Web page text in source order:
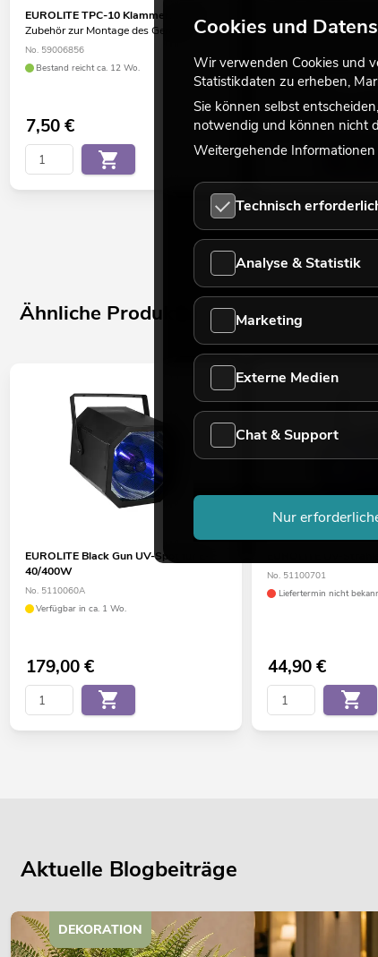
EUROLITE TPC-10 Klammer, silber
Zubehör zur Montage des Gerätes
No. 59006856
Bestand reicht ca. 12 Wo.
7,50€
bis 5kg, silber
Überkopfmontage
No. 58010310
Bestand reicht ca. 12 Wo.
5,50€
Ähnliche Produkte
EUROLITE Black Gun UV-Spot für E-
40/400W
No. 5110060A
Verfügbar in ca. 1 Wo.
179,00€
No. 51100701
Liefertermin nicht
44,90€
Aktuelle Blogbeiträge
DEKORATION
Cookies und
Wir verwenden Cookies und
Statistikdaten zu erheben,
Sie können selbst
notwendig und können nicht
Weitergehende
Technisch
Analyse & Statistik
Marketing
Externe Medien
Chat & Support
Nur